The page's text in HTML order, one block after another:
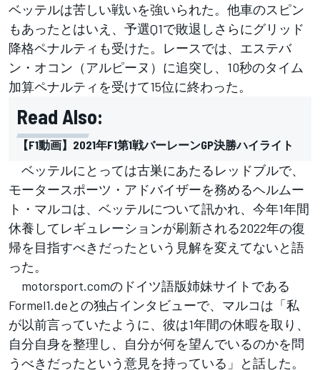
ベッテルは苦しい戦いを強いられた。他車のスピン
もあったとはいえ、予選Q1で敗退しさらにグリッド
降格ペナルティも受けた。レースでは、エステバ
ン・オコン（アルピーヌ）に追突し、10秒のタイム
加算ペナルティを受けて15位に終わった。
Read Also:
【F1動画】2021年F1第1戦バーレーンGP決勝ハイライト
ベッテルにとっては古巣にあたるレッドブルで、
モータースポーツ・アドバイザーを務めるヘルムー
ト・マルコは、ベッテルについて訊かれ、今年1年間
休養してレギュレーションが刷新される2022年の復
帰を目指すべきだったという見解を変えてないと語
った。
motorsport.comのドイツ語版姉妹サイトである
Formel1.deとの独占インタビューで、マルコは「私
が以前言っていたように、彼は1年間の休暇を取り、
自分自身を整理し、自分が何を望んでいるのかを問
うべきだったという意見を持っている」と話した。